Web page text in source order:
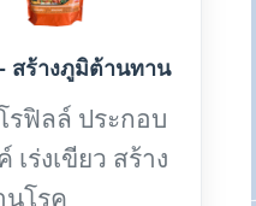
สร้างภูมิต้านทาน
รฟิลล์ ประกอบ
ร่งเขียว สร้าง
โรค